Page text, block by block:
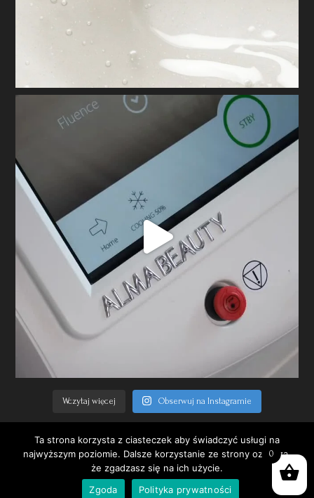
Wczytaj więcej Obserwuj na Instagramie
Copyright © 2026 | Wszelkie prawa zastrzeżone
0
Ta strona korzysta z ciasteczek aby świadczyć usługi na
najwyższym poziomie. Dalsze korzystanie ze strony oznacza,
że zgadzasz się na ich użycie.
Zgoda
Polityka prywatności